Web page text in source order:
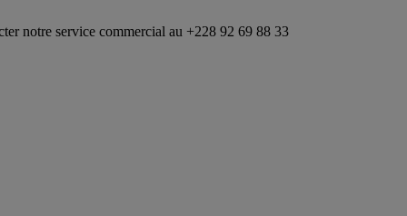
commercial au +228 92 69 88 33